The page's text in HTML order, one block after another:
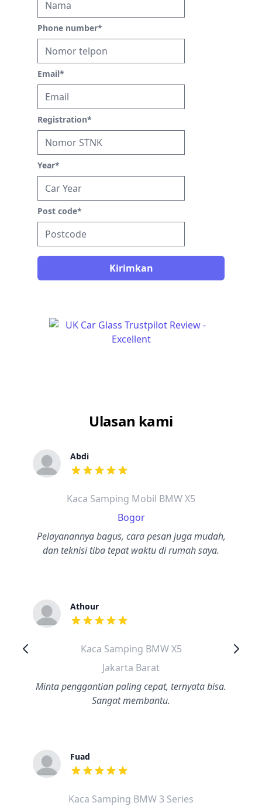
Phone number*
Email*
Registration*
Year*
Post code*
Kirimkan
Ulasan kami
Abdi
dari ulasan adalah bintang lima
Kaca Samping Mobil BMW X5
Bogor
Pelayanannya bagus, cara pesan juga mudah,
dan teknisi tiba tepat waktu di rumah saya.
Athour
dari ulasan adalah bintang lima
Kaca Samping BMW X5
Jakarta Barat
Minta penggantian paling cepat, ternyata bisa.
Sangat membantu.
Fuad
dari ulasan adalah bintang lima
Kaca Samping BMW 3 Series